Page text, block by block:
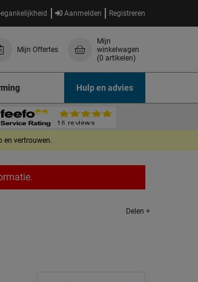
Aanmelden Registreren
Mijn Offertes
Mijn
winkelwagen
(0 artikelen)
Hulp en advies
en vertrouwen.
Delen +